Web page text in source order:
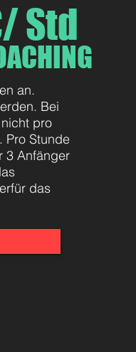
Std
an.
Bei
pro
Pro Stunde
3 Anfänger
das